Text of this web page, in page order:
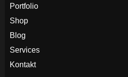
Portfolio
Shop
Blog
Services
Kontakt